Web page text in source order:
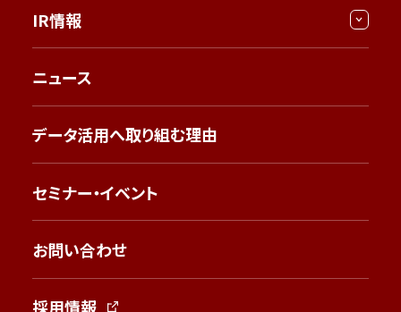
IR情報
ニュース
データ活用へ取り組む理由
セミナー・イベント
お問い合わせ
採用情報